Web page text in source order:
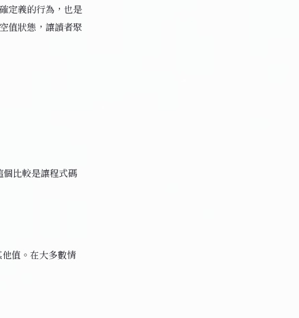
定義的行為，也是
值狀態，讓讀者聚
比較是讓程式碼
值。在大多數情